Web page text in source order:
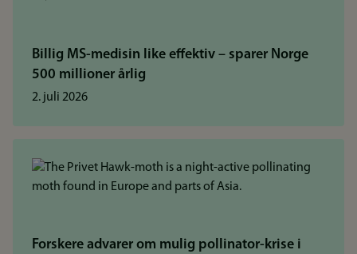
Billig MS-medisin like effektiv – sparer Norge
500 millioner årlig
2. juli 2026
Forskere advarer om mulig pollinator-krise i